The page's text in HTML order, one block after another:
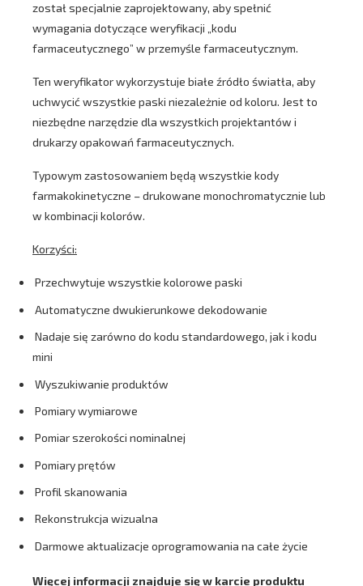
został specjalnie zaprojektowany, aby spełnić
wymagania dotyczące weryfikacji „kodu
farmaceutycznego” w przemyśle farmaceutycznym.
Ten weryfikator wykorzystuje białe źródło światła, aby
uchwycić wszystkie paski niezależnie od koloru. Jest to
niezbędne narzędzie dla wszystkich projektantów i
drukarzy opakowań farmaceutycznych.
Typowym zastosowaniem będą wszystkie kody
farmakokinetyczne – drukowane monochromatycznie lub
w kombinacji kolorów.
Korzyści:
Przechwytuje wszystkie kolorowe paski
Automatyczne dwukierunkowe dekodowanie
Nadaje się zarówno do kodu standardowego, jak i kodu
mini
Wyszukiwanie produktów
Pomiary wymiarowe
Pomiar szerokości nominalnej
Pomiary prętów
Profil skanowania
Rekonstrukcja wizualna
Darmowe aktualizacje oprogramowania na całe życie
Więcej informacji znajduje się w karcie produktu